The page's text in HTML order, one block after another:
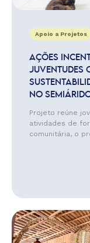
Apoio a Projetos
AÇÕES
JUVENTUDES
NO
Projeto reúne
atividades de
comunitária, o